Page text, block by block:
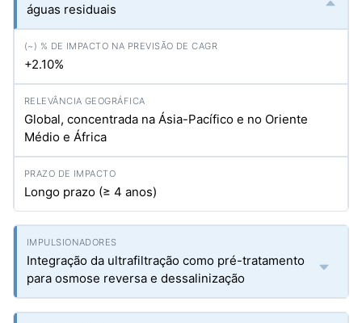
águas residuais
+2.10%
Global, concentrada na Ásia-Pacífico e no Oriente
Médio e África
Longo prazo (≥ 4 anos)
Integração da ultrafiltração como pré-tratamento
para osmose reversa e dessalinização